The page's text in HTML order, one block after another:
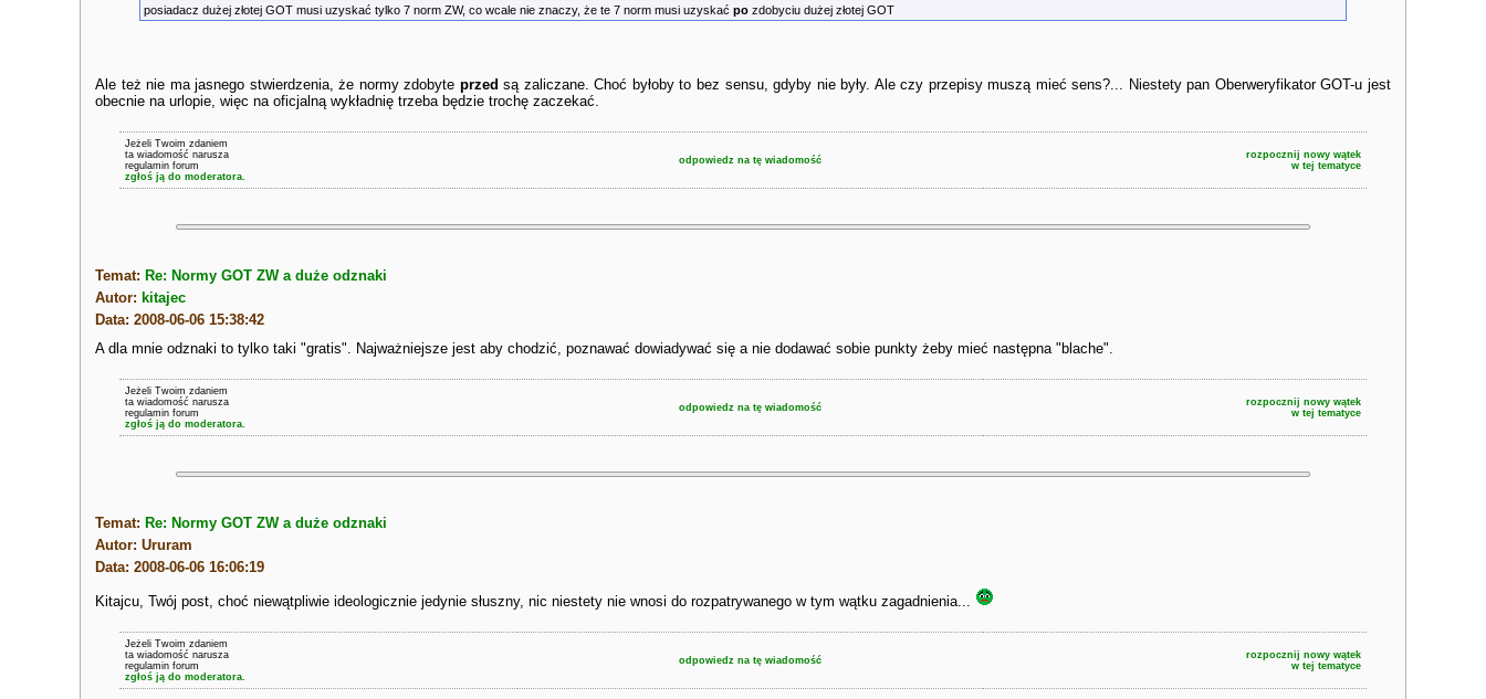
posiadacz dużej złotej GOT musi uzyskać tylko 7 norm ZW, co wcale nie znaczy, że te 7 norm musi uzyskać po zdobyciu dużej złotej GOT
Ale też nie ma jasnego stwierdzenia, że normy zdobyte przed są zaliczane. Choć byłoby to bez sensu, gdyby nie były. Ale czy przepisy muszą mieć sens?... Niestety pan Oberweryfikator GOT-u jest
obecnie na urlopie, więc na oficjalną wykładnię trzeba będzie trochę zaczekać.
Jeżeli Twoim zdaniem
ta wiadomość narusza
regulamin forum
zgłoś ją do moderatora.
odpowiedz na tę wiadomość
rozpocznij nowy wątek
w tej tematyce
Temat: Re: Normy GOT ZW a duże odznaki
Autor: kitajec
Data: 2008-06-06 15:38:42
A dla mnie odznaki to tylko taki "gratis". Najważniejsze jest aby chodzić, poznawać dowiadywać się a nie dodawać sobie punkty żeby mieć następna "blache".
Jeżeli Twoim zdaniem
ta wiadomość narusza
regulamin forum
zgłoś ją do moderatora.
odpowiedz na tę wiadomość
rozpocznij nowy wątek
w tej tematyce
Temat: Re: Normy GOT ZW a duże odznaki
Autor: Ururam
Data: 2008-06-06 16:06:19
Kitajcu, Twój post, choć niewątpliwie ideologicznie jedynie słuszny, nic niestety nie wnosi do rozpatrywanego w tym wątku zagadnienia...
Jeżeli Twoim zdaniem
ta wiadomość narusza
regulamin forum
zgłoś ją do moderatora.
odpowiedz na tę wiadomość
rozpocznij nowy wątek
w tej tematyce